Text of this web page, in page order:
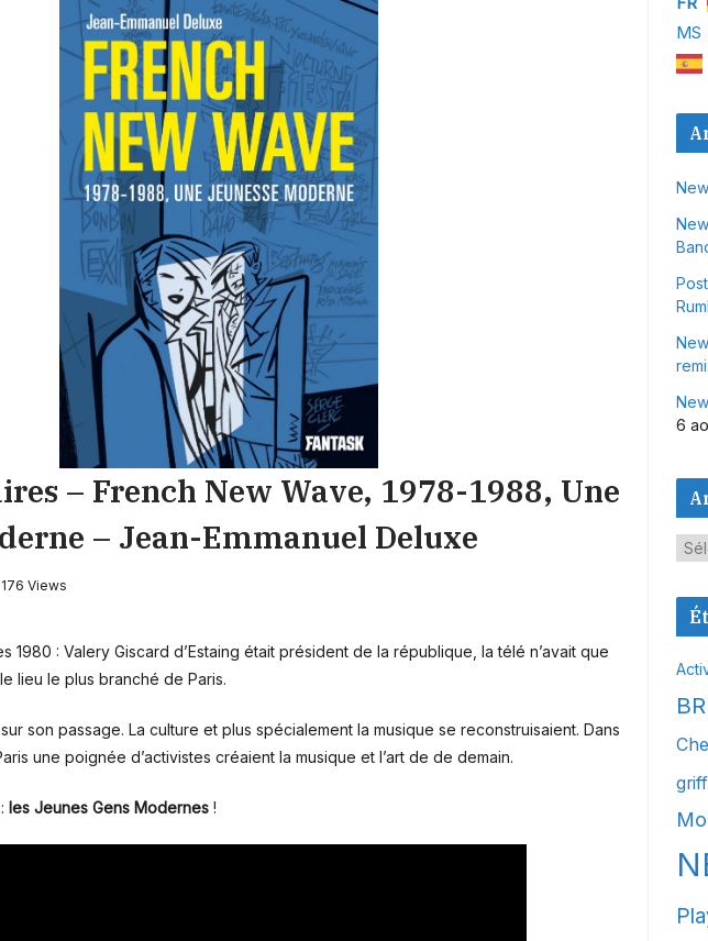
– French New Wave, 1978-1988, Une
– Jean-Emmanuel Deluxe
176 Views
1980 : Valery Giscard d’Estaing était président de la république, la télé n’avait que
lieu le plus branché de Paris.
son passage. La culture et plus spécialement la musique se reconstruisaient. Dans
une poignée d’activistes créaient la musique et l’art de de demain.
les Jeunes Gens Modernes !
MS
6
A
c
e
s